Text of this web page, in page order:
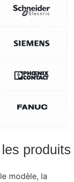
produits
modèle, la